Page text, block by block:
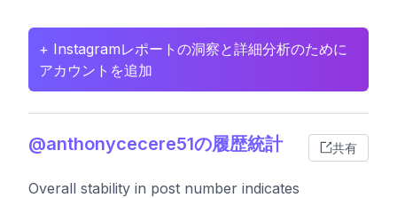
+ Instagramレポートの洞察と詳細分析のために
アカウントを追加
@anthonycecere51の履歴統計 共有
Overall stability in post number indicates